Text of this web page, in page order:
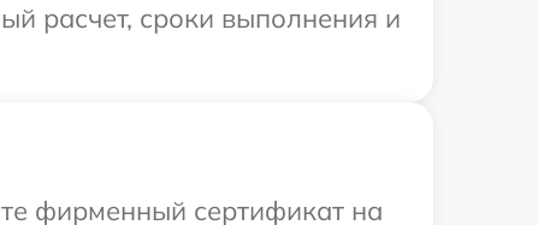
расчет, сроки выполнения и
фирменный сертификат на